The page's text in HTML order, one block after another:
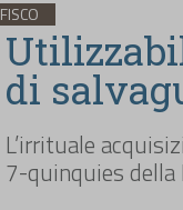
FISCO
di
L’irrituale
7-quinquies